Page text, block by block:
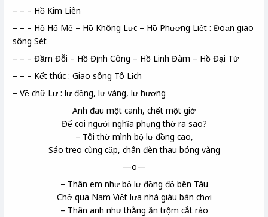
– – – Hồ Kim Liên
– – – Hồ Hố Mẻ – Hồ Không Lực – Hồ Phương Liệt : Đoạn giao
sông Sét
– – – Đầm Đỗi – Hồ Định Công – Hồ Linh Đàm – Hồ Đại Từ
– – – Kết thúc : Giao sông Tô Lịch
– Về chữ Lư : lư đồng, lư vàng, lư hương
Anh đau một canh, chết một giờ
Để coi người nghĩa phụng thờ ra sao?
– Tôi thờ mình bộ lư đồng cao,
Sáo treo cùng cặp, chân đèn thau bóng vàng
—o—
– Thân em như bộ lư đồng đỏbên Tàu
Chở qua Nam Việt lựa nhà giàu bán chơi
– Thân anh như thằng ăn trộm cắt rào